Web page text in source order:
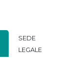
SEDE
LEGALE